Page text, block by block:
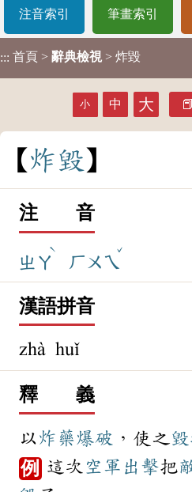
注音索引 筆畫索引
::: 首頁 > 辭典檢視 > 炸毀
小 中 大
炸毀
注 音
ㄓㄚ
ˋ
ㄏㄨㄟ
ˇ
漢語拼音
zhà huǐ
釋 義
以炸藥爆破 ，使之
例 這次 空軍 出擊把